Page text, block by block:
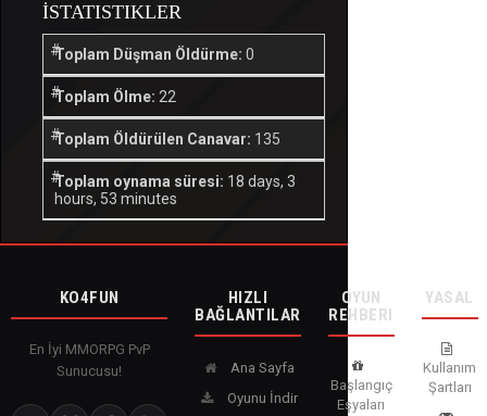
İSTATISTIKLER
Toplam Düşman Öldürme: 0
Toplam Ölme: 22
Toplam Öldürülen Canavar: 135
Toplam oynama süresi: 18 days, 3
hours, 53 minutes
KO4FUN
En İyi MMORPG PvP
Sunucusu!
HIZLI
BAĞLANTILAR
Ana Sayfa
Oyunu İndir
OYUN
REHBERI
Başlangıç
Eşyaları
YASAL
Kullanım
Şartları